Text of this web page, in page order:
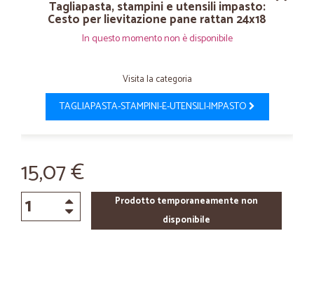
Tagliapasta, stampini e utensili impasto:
Cesto per lievitazione pane rattan 24x18
In questo momento non è disponibile
Visita la categoria
TAGLIAPASTA-STAMPINI-E-UTENSILI-IMPASTO
15,07 €
Prodotto temporaneamente non
disponibile